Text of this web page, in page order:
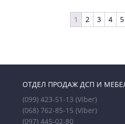
1 2 3 4 5
ОТДЕЛ ПРОДАЖ ДСП И
(099) 423-51-13 (Viber)
(068) 762-85-15 (Viber)
(097) 445-02-80